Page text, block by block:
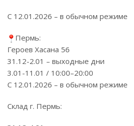
С 12.01.2026 – в обычном режиме
Пермь:
Героев Хасана 56
31.12-2.01 – выходные дни
3.01-11.01 / 10:00–20:00
С 12.01.2026 – в обычном режиме
Склад г. Пермь: